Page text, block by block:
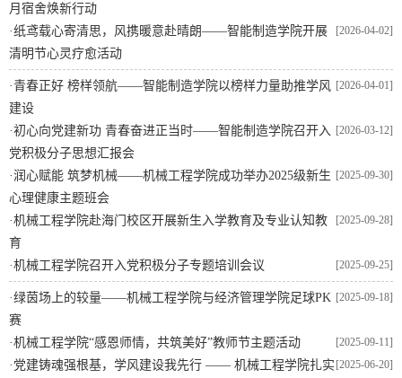
月宿舍焕新行动
[2026-04-02]
·纸鸢载心寄清思，风携暖意赴晴朗——智能制造学院开展
清明节心灵疗愈活动
[2026-04-01]
·青春正好 榜样领航——智能制造学院以榜样力量助推学风
建设
[2026-03-12]
·初心向党建新功 青春奋进正当时——智能制造学院召开入
党积极分子思想汇报会
[2025-09-30]
·润心赋能 筑梦机械——机械工程学院成功举办2025级新生
心理健康主题班会
[2025-09-28]
·机械工程学院赴海门校区开展新生入学教育及专业认知教
育
[2025-09-25]
·机械工程学院召开入党积极分子专题培训会议
[2025-09-18]
·绿茵场上的较量——机械工程学院与经济管理学院足球PK
赛
[2025-09-11]
·机械工程学院“感恩师情，共筑美好”教师节主题活动
[2025-06-20]
· 党建铸魂强根基，学风建设我先行 —— 机械工程学院扎实